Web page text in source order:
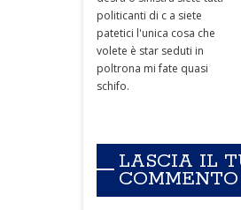
politicanti di c a siete
patetici l'unica cosa che
volete è star seduti in
poltrona mi fate quasi
schifo.
LASCIA IL
COMMENTO